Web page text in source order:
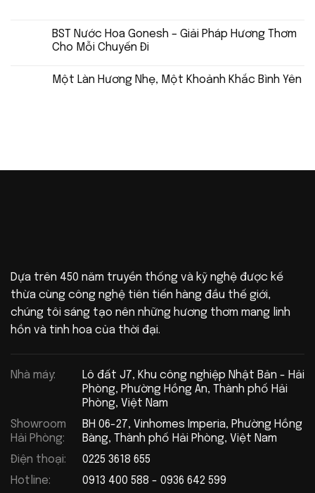
BST Nước Hoa Gonesh – Giải Pháp Hương Thơm
Cho Mỗi Chuyến Đi
Một Làn Hương Nhẹ, Một Khoảnh Khắc Bình Yên
Dựa trên 450 năm truyền thống và kỹ nghệ được kế
thừa cùng công nghệ tiên tiến hàng đầu thế giới,
chúng tôi sáng tạo nên những hương thơm mang linh
hồn và tinh hoa của thời đại.
Nhà máy:
Lô đất J7, Khu công nghiệp Nhật Bản - Hải
Phòng, Phường Hồng An, Thành phố Hải
Phòng, Việt Nam
Showroom
Hải Phòng:
BH 06-27, Vinhomes Imperia, Phường Hồng
Bàng, Thành phố Hải Phòng, Việt Nam
Điện thoại:
0225 3618 655
Hotline:
0913 400 588 - 0936 642 599